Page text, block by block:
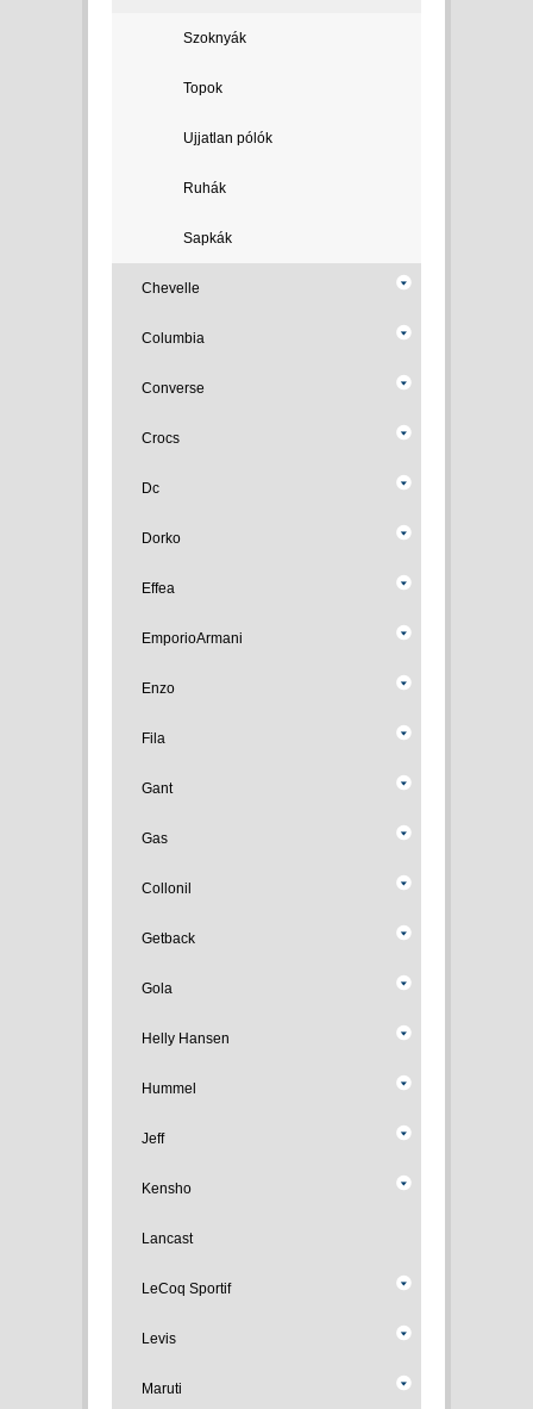
Szoknyák
Topok
Ujjatlan pólók
Ruhák
Sapkák
Chevelle
Columbia
Converse
Crocs
Dc
Dorko
Effea
EmporioArmani
Enzo
Fila
Gant
Gas
Collonil
Getback
Gola
Helly Hansen
Hummel
Jeff
Kensho
Lancast
LeCoq Sportif
Levis
Maruti